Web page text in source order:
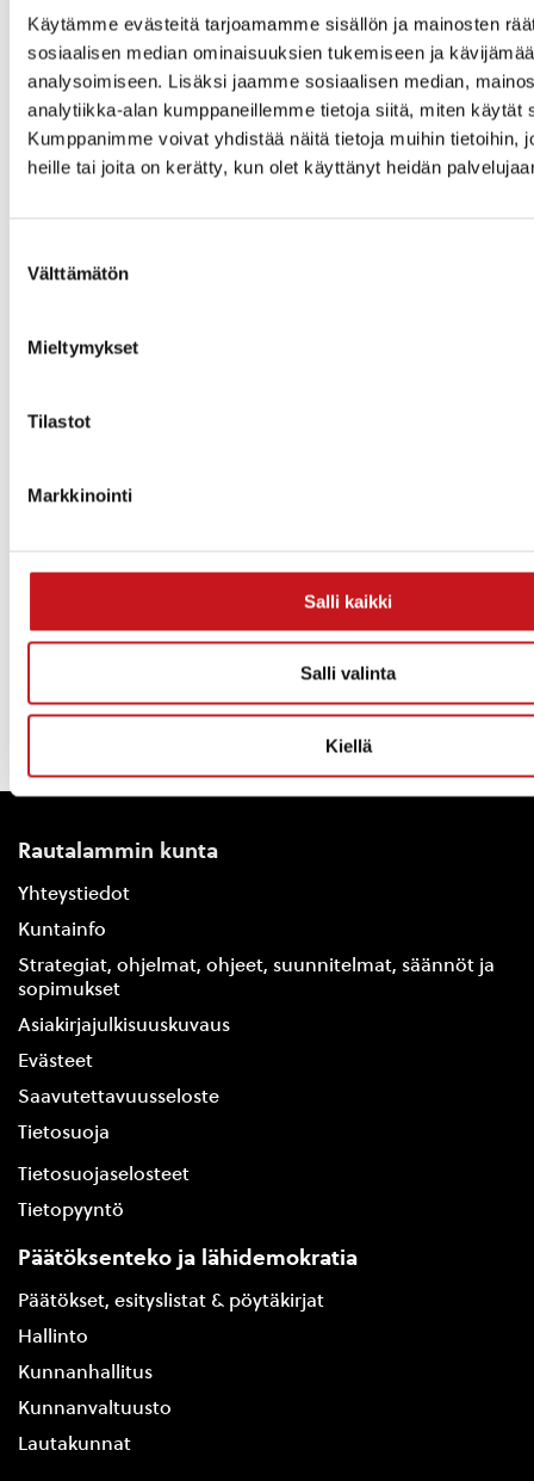
Käytämme evästeitä tarjoamamme sisällön ja mainosten
sosiaalisen median ominaisuuksien tukemiseen ja
analysoimiseen. Lisäksi jaamme sosiaalisen median,
analytiikka-alan kumppaneillemme tietoja siitä, miten käytät
Kumppanimme voivat yhdistää näitä tietoja muihin tietoihin,
heille tai joita on kerätty, kun olet käyttänyt heidän
valinta
Välttämätön
Mieltymykset
Tilastot
Markkinointi
Salli kaikki
Salli valinta
Kiellä
anu.sepponen@rautalampi.fi
Toimipaikka
« Uutishuone
Rautalammin kunta
Yhteystiedot
Kuntainfo
Strategiat, ohjelmat, ohjeet, suunnitelmat, säännöt ja
sopimukset
Asiakirjajulkisuuskuvaus
Evästeet
Saavutettavuusseloste
Tietosuoja
Tietosuojaselosteet
Tietopyyntö
Päätöksenteko ja lähidemokratia
Päätökset, esityslistat & pöytäkirjat
Hallinto
Kunnanhallitus
Kunnanvaltuusto
Lautakunnat